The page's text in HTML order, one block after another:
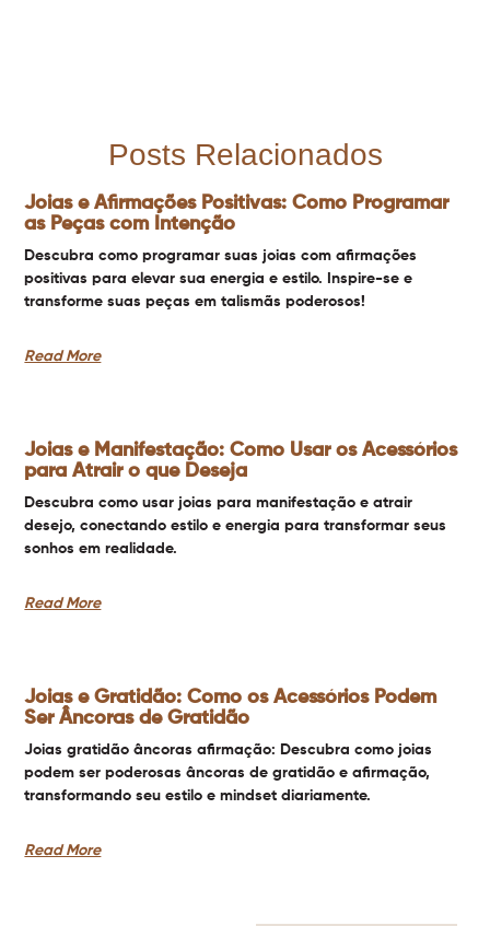
Posts Relacionados
Joias e Afirmações Positivas: Como Programar
as Peças com Intenção
Descubra como programar suas joias com afirmações
positivas para elevar sua energia e estilo. Inspire-se e
transforme suas peças em talismãs poderosos!
Read More
Joias e Manifestação: Como Usar os Acessórios
para Atrair o que Deseja
Descubra como usar joias para manifestação e atrair
desejo, conectando estilo e energia para transformar seus
sonhos em realidade.
Read More
Joias e Gratidão: Como os Acessórios Podem
Ser Âncoras de Gratidão
Joias gratidão âncoras afirmação: Descubra como joias
podem ser poderosas âncoras de gratidão e afirmação,
transformando seu estilo e mindset diariamente.
Read More